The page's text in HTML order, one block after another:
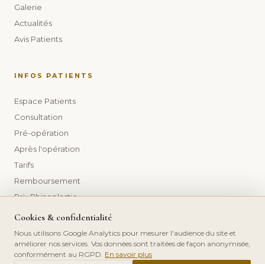
Galerie
Actualités
Avis Patients
INFOS PATIENTS
Espace Patients
Consultation
Pré-opération
Après l'opération
Tarifs
Remboursement
Prix Rhinoplastie
Prix Liposuccion
Prix Augmentation mammaire
Cookies & confidentialité
Nous utilisons Google Analytics pour mesurer l'audience du site et
améliorer nos services. Vos données sont traitées de façon anonymisée,
conformément au RGPD. En savoir plus